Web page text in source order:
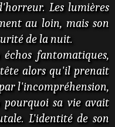
Les lumières
au loin, mais son
de la nuit.
fantomatiques,
alors qu'il prenait
l'incompréhension,
pourquoi sa vie avait
L'identité de son